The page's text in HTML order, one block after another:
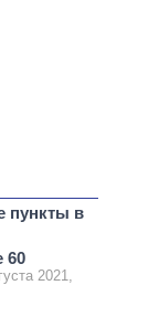
пункты в
60
2021,